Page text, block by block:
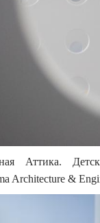
Аттика.
Architecture &